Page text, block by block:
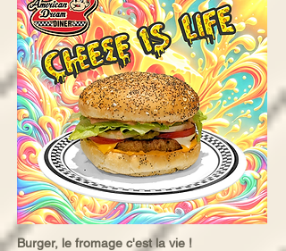
Burger, le fromage c'est la vie !